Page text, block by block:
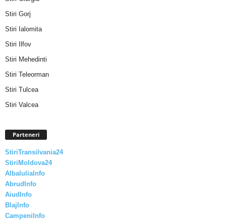
Stiri Gorj
Stiri Ialomita
Stiri Ilfov
Stiri Mehedinti
Stiri Teleorman
Stiri Tulcea
Stiri Valcea
Parteneri
StiriTransilvania24
StiriMoldova24
AlbaIuliaInfo
AbrudInfo
AiudInfo
BlajInfo
CampeniInfo